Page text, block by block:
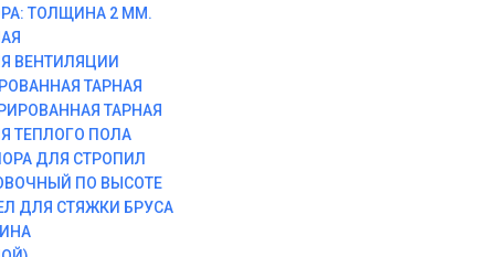
ТОЛЩИНА 2 ММ.
ВЕНТИЛЯЦИИ
ТАРНАЯ
ТАРНАЯ
ТЕПЛОГО ПОЛА
ДЛЯ СТРОПИЛ
ПО ВЫСОТЕ
ДЛЯ СТЯЖКИ БРУСА